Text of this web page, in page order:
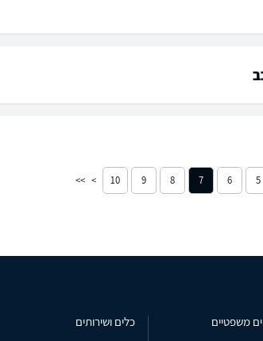
5
6
7
8
9
10
משפטיים כלים ושירותים